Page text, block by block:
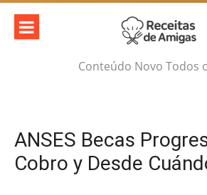
Skip
content
Conteúdo Novo Todos
ANSES Becas
Cobro y Desde